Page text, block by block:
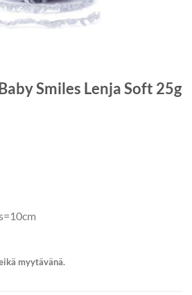
Smiles Lenja Soft 25g
myytävänä.